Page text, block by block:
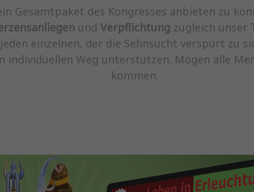
Gesamtpaket des Kongresses anbieten zu
und Verpflichtung zugleich unser
einzelnen, der die Sehnsucht verspürt zu
individuellen Weg unterstützen. Mögen alle
kommen.